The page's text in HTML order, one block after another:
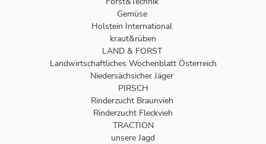
Gemüse
Holstein International
kraut&rüben
LAND & FORST
Landwirtschaftliches Wochenblatt Österreich
Niedersächsicher Jäger
PIRSCH
Rinderzucht Braunvieh
Rinderzucht Fleckvieh
TRACTION
unsere Jagd